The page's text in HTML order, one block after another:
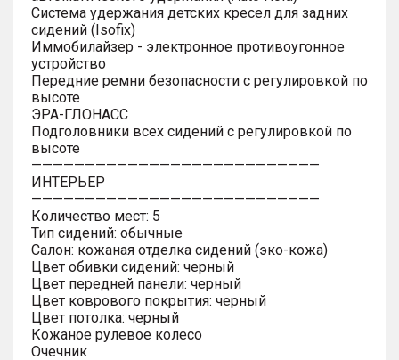
Система удержания детских кресел для задних
сидений (Isofix)
Иммобилайзер - электронное противоугонное
устройство
Передние ремни безопасности с регулировкой по
высоте
ЭРА-ГЛОНАСС
Подголовники всех сидений с регулировкой по
высоте
———————————————————————————
ИНТЕРЬЕР
———————————————————————————
Количество мест: 5
Тип сидений: обычные
Салон: кожаная отделка сидений (эко-кожа)
Цвет обивки сидений: черный
Цвет передней панели: черный
Цвет коврового покрытия: черный
Цвет потолка: черный
Кожаное рулевое колесо
Очечник